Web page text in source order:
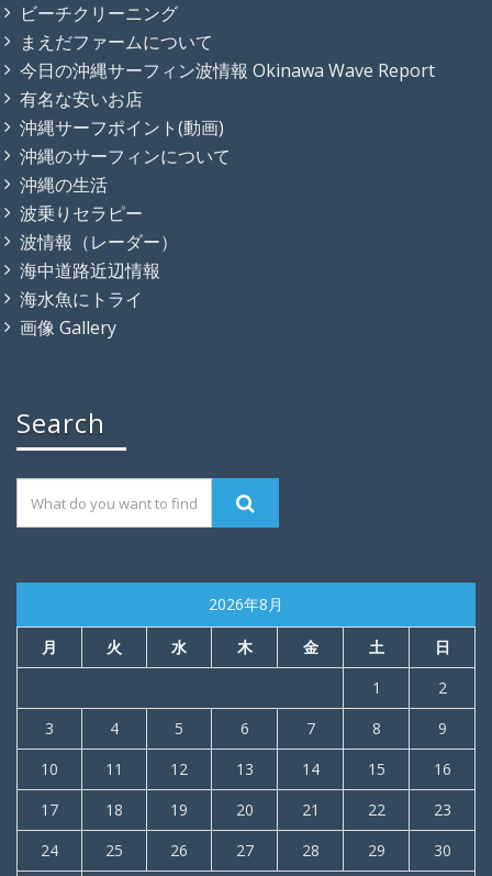
ビーチクリーニング
まえだファームについて
今日の沖縄サーフィン波情報 Okinawa Wave Report
有名な安いお店
沖縄サーフポイント(動画)
沖縄のサーフィンについて
沖縄の生活
波乗りセラピー
波情報（レーダー）
海中道路近辺情報
海水魚にトライ
画像 Gallery
Search
2026年8月
月 火 水 木 金 土
日
1
2
3
4 5 6 7 8
9
10
11 12 13 14 15
16
17
18 19 20 21 22
23
24
25 26 27 28 29 30